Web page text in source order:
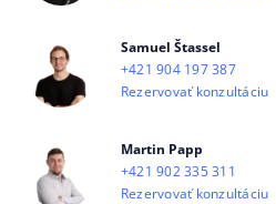
Samuel Štassel
+421 904 197 387
Rezervovať konzultáciu
Martin Papp
+421 902 335 311
Rezervovať konzultáciu